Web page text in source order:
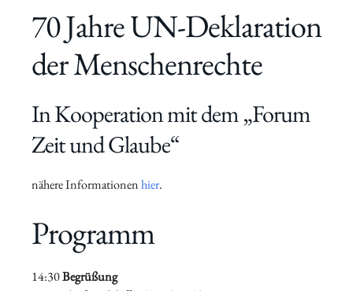
70 Jahre UN-Deklaration
der Menschenrechte
In Kooperation mit dem „Forum
Zeit und Glaube“
nähere Informationenhier.
Programm
14:30Begrüßung